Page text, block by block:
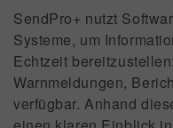
SendPro+ nutzt
Systeme, um
Echtzeit
Warnmeldungen,
verfügbar. Anhand